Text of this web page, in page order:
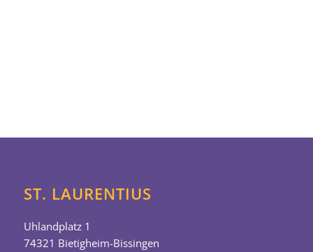
ST. LAURENTIUS
Uhlandplatz 1
74321 Bietigheim-Bissingen